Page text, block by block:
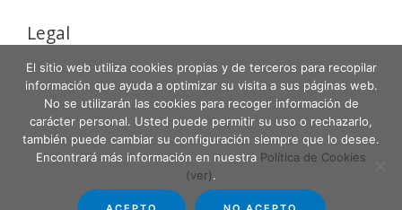
Legal
Aviso Legal
Política de Privacidad
Política de Cookies
El sitio web utiliza cookies propias y de terceros para recopilar
información que ayuda a optimizar su visita a sus páginas web.
No se utilizarán las cookies para recoger información de
carácter personal. Usted puede permitir su uso o rechazarlo,
también puede cambiar su configuración siempre que lo desee.
Encontrará más información en nuestra Política de Cookies
(ver).